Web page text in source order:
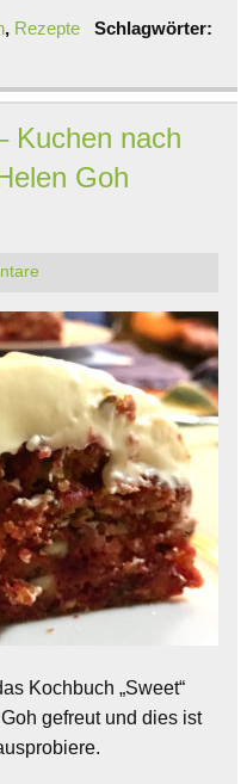
, Rezepte
Schlagwörter:
Kuchen nach
Goh
Kochbuch „Sweet“
gefreut und dies ist
ausprobiere.